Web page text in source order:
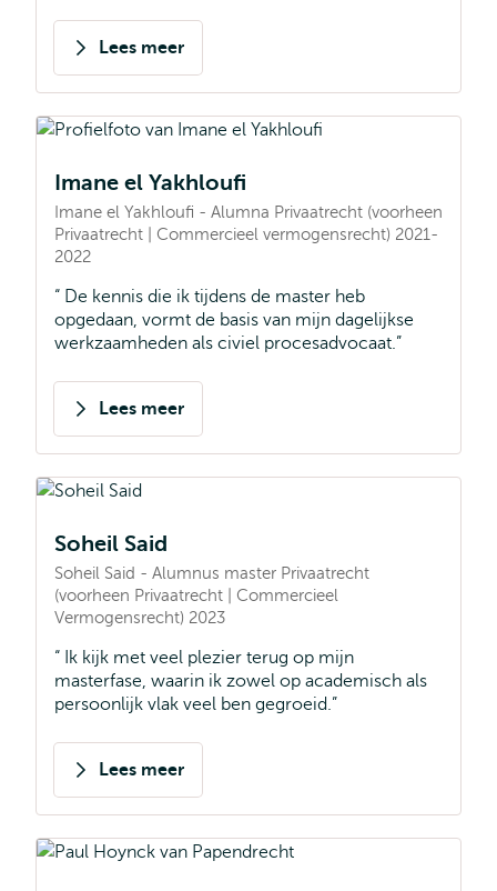
Lees meer
over
Been
Imane el Yakhloufi
Imane el Yakhloufi - Alumna Privaatrecht (voorheen
Privaatrecht | Commercieel vermogensrecht) 2021-
2022
De kennis die ik tijdens de master heb
opgedaan, vormt de basis van mijn dagelijkse
werkzaamheden als civiel procesadvocaat.
Lees meer
over
el
Soheil Said
Soheil Said - Alumnus master Privaatrecht
(voorheen Privaatrecht | Commercieel
Vermogensrecht) 2023
Ik kijk met veel plezier terug op mijn
masterfase, waarin ik zowel op academisch als
persoonlijk vlak veel ben gegroeid.
Lees meer
over
Said